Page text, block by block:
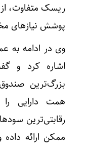
ریسک متفاوت،
پوشش نیاز‌های
وی در ادامه به
اشاره کرد و
همت دارایی
رقابتی‌ترین
ممکن ارائه